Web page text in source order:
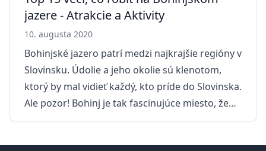
jazere - Atrakcie a Aktivity
10. augusta 2020
Bohinjské jazero patrí medzi najkrajšie regióny v
Slovinsku. Údolie a jeho okolie sú klenotom,
ktorý by mal vidieť každý, kto príde do Slovinska.
Ale pozor! Bohinj je tak fascinujúce miesto, že
mnohí, ktorí ho navštívia, tam chcú zostať